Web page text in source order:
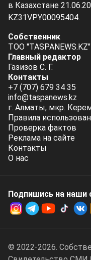
в Казахстане
KZ31VPY00095404.
Собственник
ТОО "TASPANEWS.KZ"
Главный редактор
Газизов С. Г.
Контакты
+7 (707) 679 34 35
info@taspanews.kz
г. Алматы, мкр.
Правила
Проверка фактов
Реклама на сайте
Контакты
О нас
Подпишись на наши
© 2022-2026.